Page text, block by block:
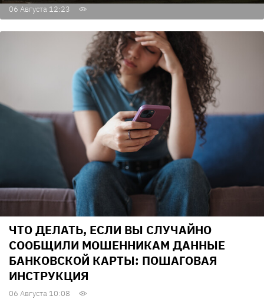
06 Августа 12:23
ЧТО ДЕЛАТЬ, ЕСЛИ ВЫ СЛУЧАЙНО
СООБЩИЛИ МОШЕННИКАМ ДАННЫЕ
БАНКОВСКОЙ КАРТЫ: ПОШАГОВАЯ
ИНСТРУКЦИЯ
06 Августа 10:08